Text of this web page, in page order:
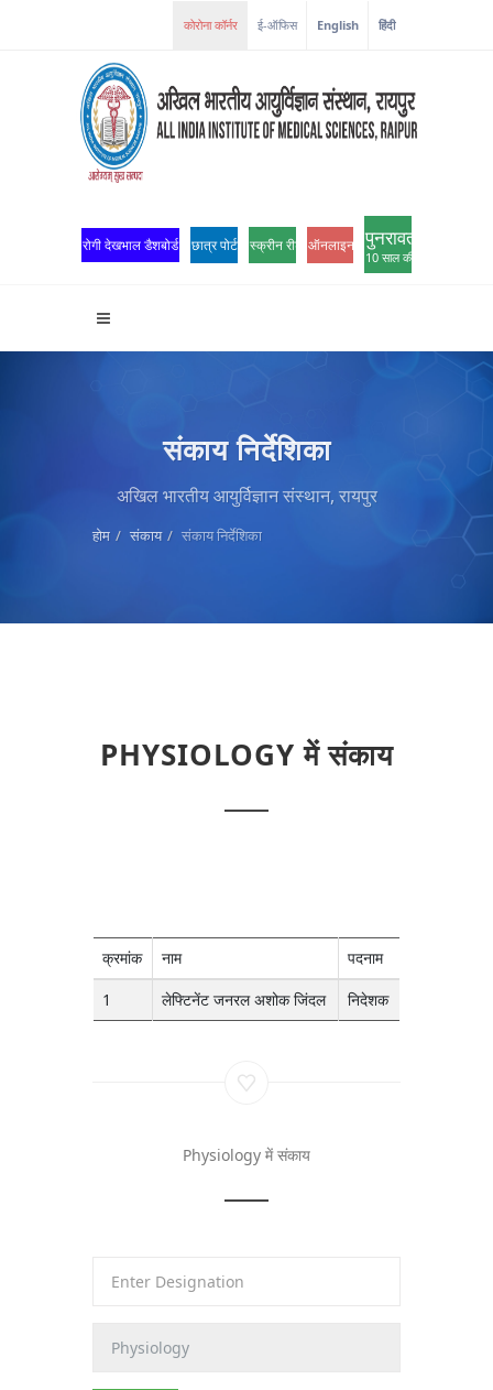
ई-ऑफिस English हिंदी
रोगी देखभाल डैशबोर्ड छात्र पोर्टल स्क्रीन रीडर एक्सेसऑनलाइन ओपीडी पंजीकरण
पुनरावर्तन
10 साल की उत्कृष्टता
संकाय निर्देशिका
अखिल भारतीय आयुर्विज्ञान संस्थान, रायपुर
होम संकाय संकाय निर्देशिका
PHYSIOLOGY में संकाय
क्रमांक नाम
पदनाम
1
लेफ्टिनेंट जनरल अशोक जिंदल निदेशक
Physiology में संकाय